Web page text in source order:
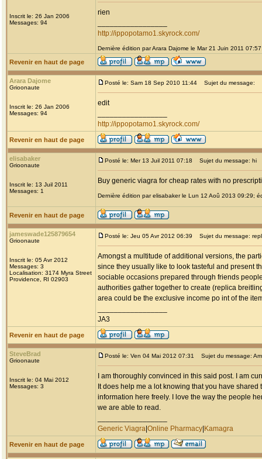
Inscrit le: 26 Jan 2006
Messages: 94
rien
http://ippopotamo1.skyrock.com/
Dernière édition par Arara Dajome le Mar 21 Juin 2011
Revenir en haut de page
Arara Dajome
Grioonaute
Inscrit le: 26 Jan 2006
Messages: 94
Posté le: Sam 18 Sep 2010 11:44 Sujet du message:
edit
http://ippopotamo1.skyrock.com/
Revenir en haut de page
elisabaker
Grioonaute
Inscrit le: 13 Juil 2011
Messages: 1
Posté le: Mer 13 Juil 2011 07:18 Sujet du message: hi
Buy generic viagra for cheap rates with no
Dernière édition par elisabaker le Lun 12 Aoû 2013 09:29;
Revenir en haut de page
jameswade125879654
Grioonaute
Inscrit le: 05 Avr 2012
Messages: 3
Localisation: 3174 Myra Street
Providence, RI 02903
Posté le: Jeu 05 Avr 2012 06:39 Sujet du message:
Amongst a multitude of additional versions, the
since they usually like to look tasteful and present
sociable occasions prepared through friends
authorities gather together to create (replica
area could be the exclusive income po int of the
JA3
Revenir en haut de page
SteveBrad
Grioonaute
Inscrit le: 04 Mai 2012
Messages: 3
Posté le: Ven 04 Mai 2012 07:31 Sujet du message:
I am thoroughly convinced in this said post. I am
It does help me a lot knowing that you have shared
information here freely. I love the way the people
we are able to read.
Generic Viagra Online Pharmacy Kamagra
Revenir en haut de page